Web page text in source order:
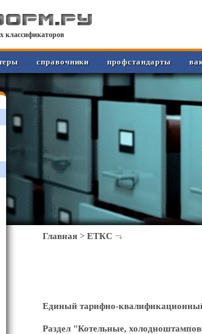
классификаторов
справочники профстандарты
Главная > ЕТКС
Единый тарифно-
Раздел "Котельные,